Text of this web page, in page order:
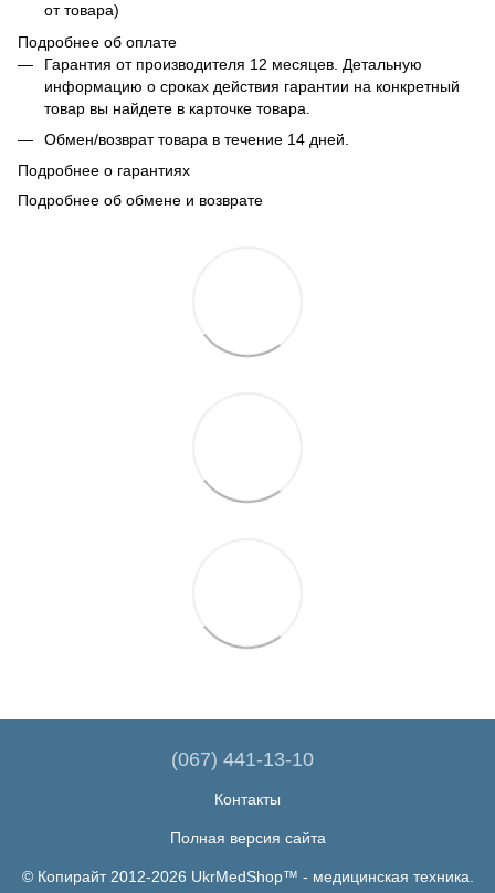
от товара)
Подробнее об оплате
Гарантия от производителя 12 месяцев. Детальную
информацию о сроках действия гарантии на конкретный
товар вы найдете в карточке товара.
Обмен/возврат товара в течение 14 дней.
Подробнее о гарантиях
Подробнее об обмене и возврате
(067) 441-13-10
Контакты
Полная версия сайта
© Копирайт 2012-2026 UkrMedShop™ - медицинская техника.